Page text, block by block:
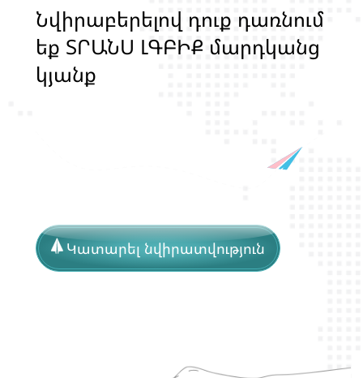
Նվիրաբերելով դոք դառնոմ
եք ՏՐԱՆՍ ԼԳԲԻՔ մարդկանց
կյանք
Կատարել նվիրատվություն